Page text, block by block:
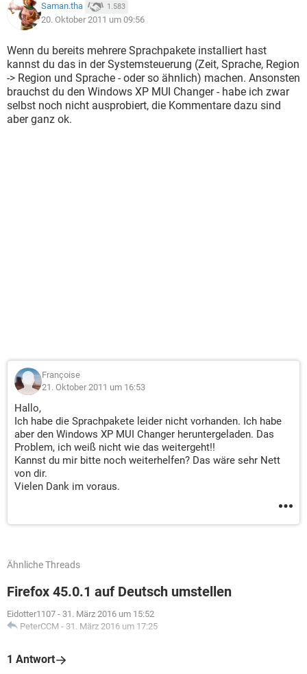
Saman.tha 1.583
20. Oktober 2011 um 09:56
Wenn du bereits mehrere Sprachpakete installiert hast
kannst du das in der Systemsteuerung (Zeit, Sprache, Region
-> Region und Sprache - oder so ähnlich) machen. Ansonsten
brauchst du den Windows XP MUI Changer - habe ich zwar
selbst noch nicht ausprobiert, die Kommentare dazu sind
aber ganz ok.
Françoise
21. Oktober 2011 um 16:53
Hallo,
Ich habe die Sprachpakete leider nicht vorhanden. Ich habe
aber den Windows XP MUI Changer heruntergeladen. Das
Problem, ich weiß nicht wie das weitergeht!!
Kannst du mir bitte noch weiterhelfen? Das wäre sehr Nett
von dir.
Vielen Dank im voraus.
Ähnliche Threads
Firefox 45.0.1 auf Deutsch umstellen
Eidotter1107 - 31. März 2016 um 15:52
PeterCCM - 31. März 2016 um 17:25
1 Antwort